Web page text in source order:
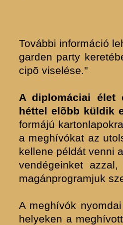
További információ
garden party
cipõ viselése."
A diplomáciai élet
héttel elõbb küldik
formájú
a meghívókat az
kellene példát venni
vendégeinket
magánprogramjuk
A meghívók
helyeken a